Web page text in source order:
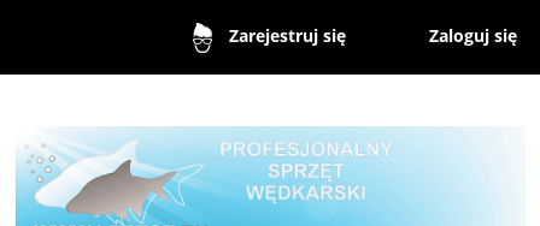
Zarejestruj się Zaloguj się